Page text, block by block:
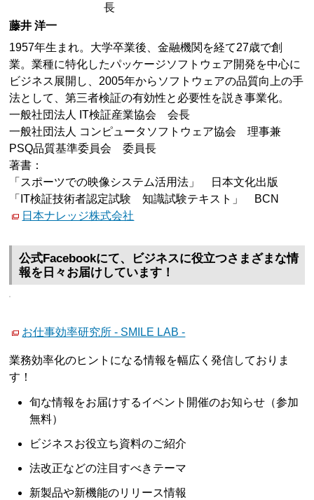
長
藤井 洋一
1957年生まれ。大学卒業後、金融機関を経て27歳で創
業。業種に特化したパッケージソフトウェア開発を中心に
ビジネス展開し、2005年からソフトウェアの品質向上の手
法として、第三者検証の有効性と必要性を説き事業化。
一般社団法人 IT検証産業協会 会長
一般社団法人 コンピュータソフトウェア協会 理事兼
PSQ品質基準委員会 委員長
著書：
「スポーツでの映像システム活用法」 日本文化出版
「IT検証技術者認定試験 知識試験テキスト」 BCN
日本ナレッジ株式会社
公式Facebookにて、ビジネスに役立つさまざまな情
報を日々お届けしています！
お仕事効率研究所 - SMILE LAB -
業務効率化のヒントになる情報を幅広く発信しておりま
す！
旬な情報をお届けするイベント開催のお知らせ（参加
無料）
ビジネスお役立ち資料のご紹介
法改正などの注目すべきテーマ
新製品や新機能のリリース情報